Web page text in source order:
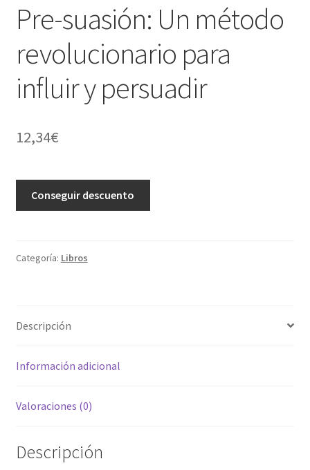
Pre-suasión: Un método
revolucionario para
influir y persuadir
12,34€
Conseguir descuento
Categoría: Libros
Descripción
Información adicional
Valoraciones (0)
Descripción